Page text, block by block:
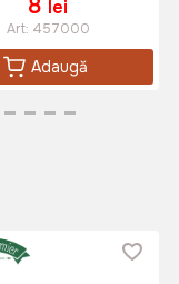
8 lei
Art: 457000
Adaugă